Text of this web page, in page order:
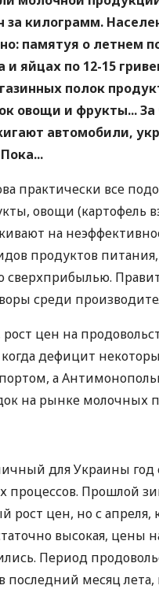
за килограмм.
памятуя о летнем
и яйцах по 12-15
полок
овощи и фрукты...
автомобили,
практически все
овощи (картофель
на
продуктов
сверхприбылью.
среди
цен на
дефицит
а
на рынке молочных
для Украины год
процессов. Прошлой
рост цен, но с апреля,
высокая, цены
Период
последний месяц